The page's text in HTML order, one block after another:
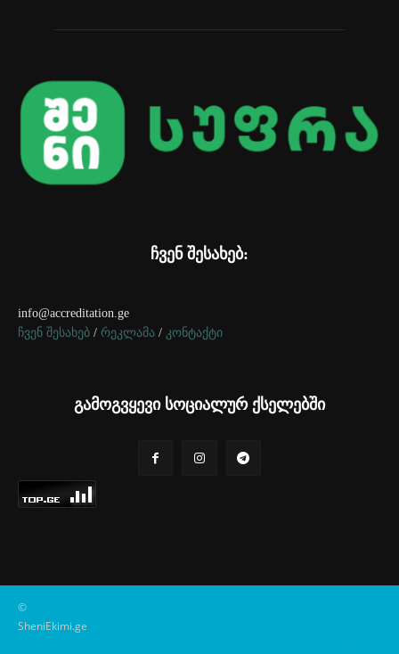
ჩვენ შესახებ:
info@accreditation.ge
ჩვენ შესახებ / რეკლამა / კონტაქტი
გამოგვყევი სოციალურ ქსელებში
©
SheniEkimi.ge